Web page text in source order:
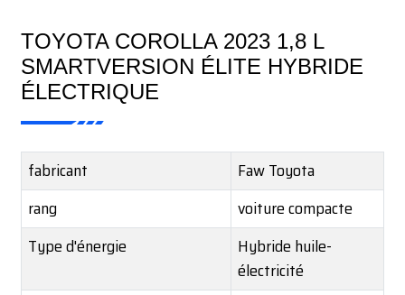
TOYOTA COROLLA 2023 1,8 L
SMARTVERSION ÉLITE HYBRIDE
ÉLECTRIQUE
fabricant
Faw Toyota
rang
voiture compacte
Type d'énergie
Hybride huile-
électricité